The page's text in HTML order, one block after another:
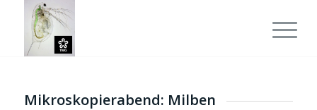
Mikroskopierabend: Milben